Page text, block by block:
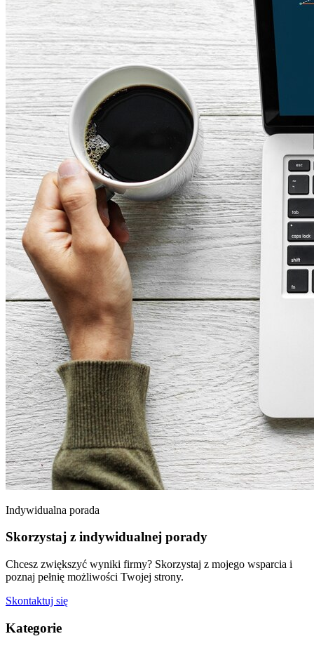
Indywidualna porada
Skorzystaj z indywidualnej porady
Chcesz zwiększyć wyniki firmy? Skorzystaj z mojego wsparcia i
poznaj pełnię możliwości Twojej strony.
Skontaktuj się
Kategorie